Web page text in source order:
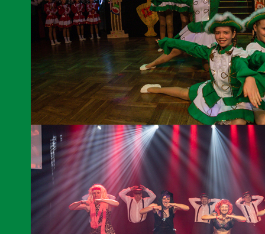
Die Lomnitzer Schülergarde.